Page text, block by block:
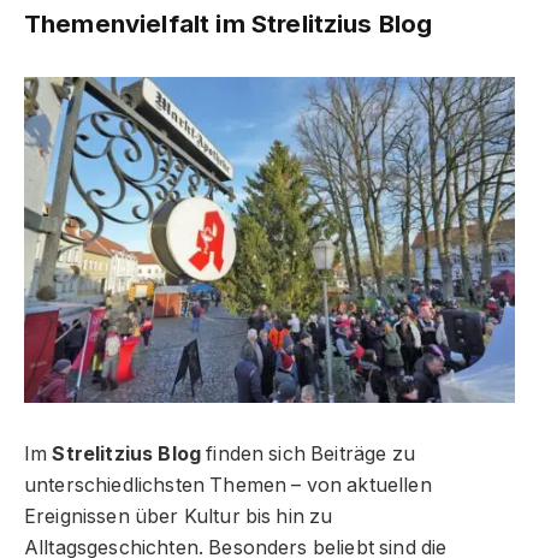
Themenvielfalt im Strelitzius Blog
ImStrelitzius Blog finden sich Beiträge zu
unterschiedlichsten Themen – von aktuellen
Ereignissen über Kultur bis hin zu
Alltagsgeschichten. Besonders beliebt sind die